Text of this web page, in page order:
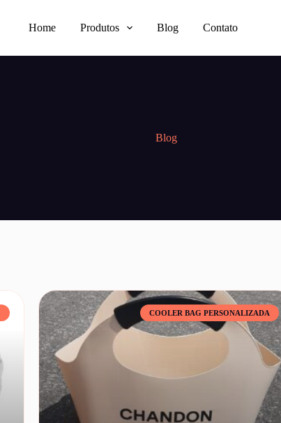
Home Produtos Blog Contato
Blog
COOLER BAG PERSONALIZADA